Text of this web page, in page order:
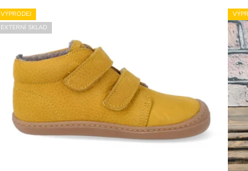
VÝPRODEJ
EXTERNÍ SKLAD